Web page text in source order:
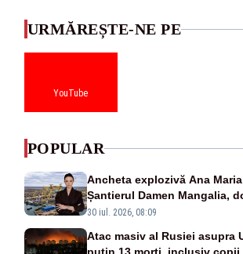
URMĂREȘTE-NE PE
YouTube
POPULAR
Ancheta explozivă Ana
Șantierul Damen Mangalia,
scufundă apărarea României
30 iul. 2026, 08:09
Atac masiv al Rusiei asupra